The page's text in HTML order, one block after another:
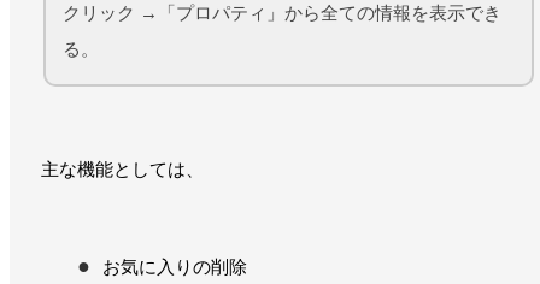
クリック →「プロパティ」から全ての情報を表示でき
る。
主な機能としては、
お気に入りの削除